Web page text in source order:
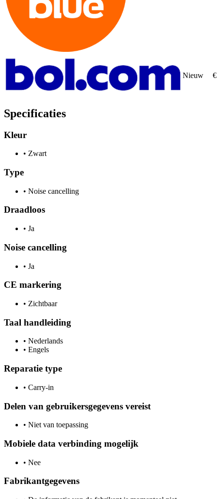
Nieuw
Specificaties
Kleur
• Zwart
Type
• Noise cancelling
Draadloos
• Ja
Noise cancelling
• Ja
CE markering
• Zichtbaar
Taal handleiding
• Nederlands
• Engels
Reparatie type
• Carry-in
Delen van gebruikersgegevens vereist
• Niet van toepassing
Mobiele data verbinding mogelijk
• Nee
Fabrikantgegevens